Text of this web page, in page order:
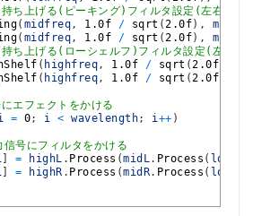
ち上げる(ピーキング)フィルタ設定(左右分)
( midfreq, 1.0f / sqrt (2.0f) ,
( midfreq, 1.0f / sqrt (2.0f) ,
ち上げる(ローシェルフ)フィルタ設定(左右分)
( highfreq, 1.0f / sqrt (2.0f
( highfreq, 1.0f / sqrt (2.0f
エフェクトをかける
= 0; i < wavelength; i++ )
号にフィルタをかける
= highL . Process (midL. Process ( lowL
= highR . Process (midR. Process ( lowR